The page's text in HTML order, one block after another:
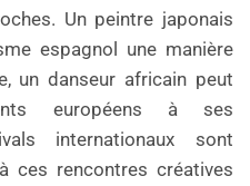
Un peintre japonais
espagnol une manière
un danseur africain peut
européens à ses
internationaux sont
ces rencontres créatives